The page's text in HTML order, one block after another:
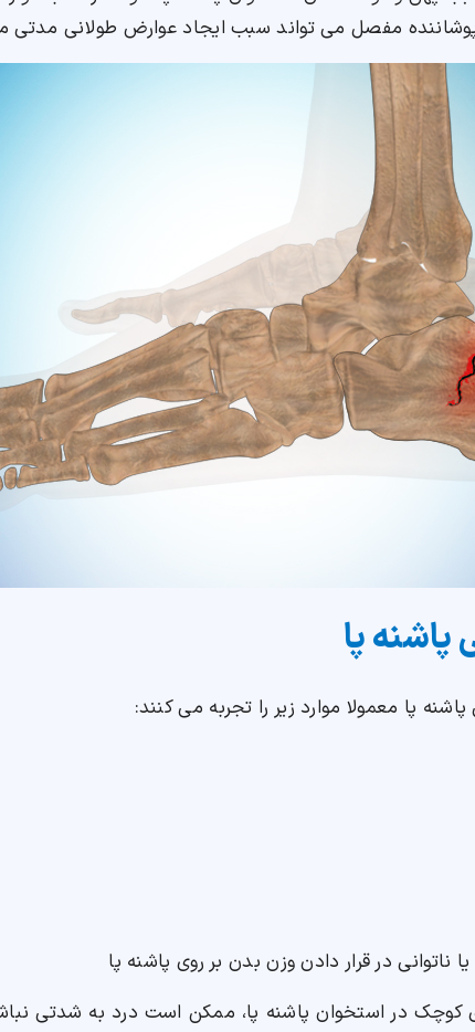
مفصل می تواند سبب ایجاد عوارض طولانی مدتی
پا
پا معمولا موارد زیر را تجربه می کنند:
ناتوانی در قرار دادن وزن بدن بر روی پاشنه پا
در استخوان پاشنه پا، ممکن است درد به شدتی